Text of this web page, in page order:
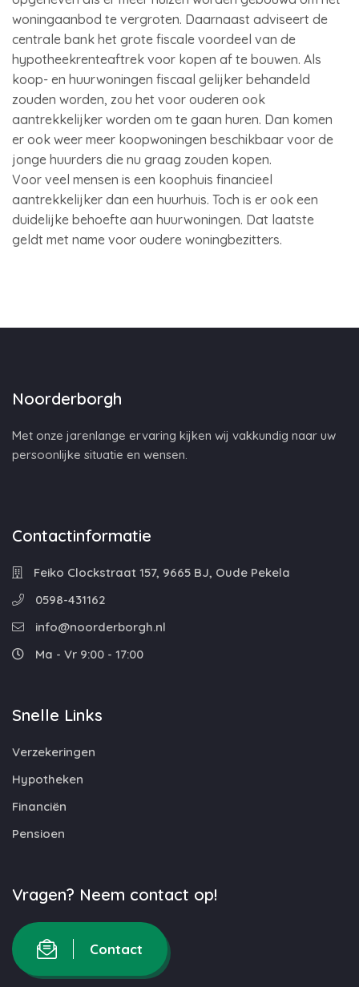
woningaanbod te vergroten. Daarnaast adviseert de
centrale bank het grote fiscale voordeel van de
hypotheekrenteaftrek voor kopen af te bouwen. Als
koop- en huurwoningen fiscaal gelijker behandeld
zouden worden, zou het voor ouderen ook
aantrekkelijker worden om te gaan huren. Dan komen
er ook weer meer koopwoningen beschikbaar voor de
jonge huurders die nu graag zouden kopen.
Voor veel mensen is een koophuis financieel
aantrekkelijker dan een huurhuis. Toch is er ook een
duidelijke behoefte aan huurwoningen. Dat laatste
geldt met name voor oudere woningbezitters.
Noorderborgh
Met onze jarenlange ervaring kijken wij vakkundig naar uw
persoonlijke situatie en wensen.
Contactinformatie
Feiko Clockstraat 157, 9665 BJ, Oude Pekela
0598-431162
info@noorderborgh.nl
Ma - Vr 9:00 - 17:00
Snelle Links
Verzekeringen
Hypotheken
Financiën
Pensioen
Vragen? Neem contact op!
Contact